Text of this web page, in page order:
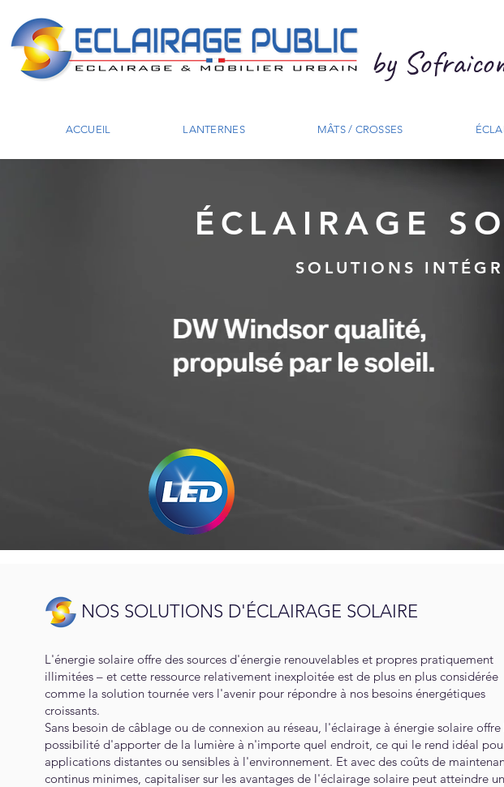
by
ACCUEIL LANTERNES MÂTS / CROSSES
ÉCLAIRAGE
SOLUTIONS
NOS SOLUTIONS D'ÉCLAIRAGE SOLAIRE
L'énergie solaire offre des sources d'énergie renouvelables et propres pratiquement
illimitées – et cette ressource relativement inexploitée est de plus en plus considérée
comme la solution tournée vers l'avenir pour répondre à nos besoins énergétiques
croissants.
Sans besoin de câblage ou de connexion au réseau, l'éclairage à énergie solaire offre
possibilité d'apporter de la lumière à n'importe quel endroit, ce qui le rend idéal
applications distantes ou sensibles à l'environnement. Et avec des coûts de
continus minimes, capitaliser sur les avantages de l'éclairage solaire peut atteindre